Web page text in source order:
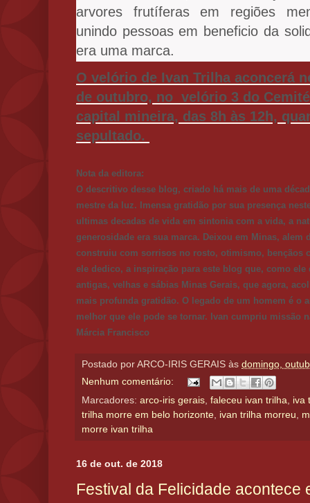
arvores frutíferas em regiões
unindo pessoas em beneficio da
era uma marca.
O velório de Ivan Trilha aconcerá
de outubro, no velório 3 do
capital mineira, das 8h às 12h,
sepultado.
Nota da editora:
O descritivo desse blog, criado há mais de uma
mestre da luz. Imensa gratidão por sua presença
ultimas decadas de vida em sintonia com a vida, a
generosidade era sua marca. Deixou em Minas, alem
construiu com sorrisos no rosto, otimismo, bençãos
ele dedico, a inspiração para este blog que, como ele
antigas, velhas e sábias Minas Gerais, que agora,
mais profunda gratidão. O legado de um homem é o
melhor que ele pode se tornar. Ivan cumpriu missão
Márcia Francisco
Postado por ARCO-IRIS GERAIS às domingo,
Nenhum comentário:
Marcadores: arco-iris gerais faleceu ivan trilha
iva
trilha morre em belo horizonte ivan trilha morreu
morre ivan trilha
16 de out. de 2018
Festival da Felicidade acontece